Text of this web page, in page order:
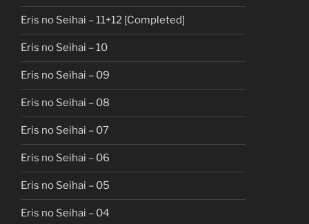
Eris no Seihai – 11+12 [Completed]
Eris no Seihai – 10
Eris no Seihai – 09
Eris no Seihai – 08
Eris no Seihai – 07
Eris no Seihai – 06
Eris no Seihai – 05
Eris no Seihai – 04